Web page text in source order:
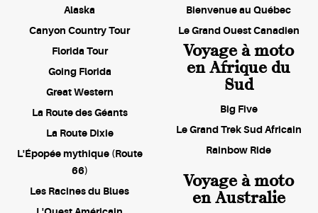
Alaska
Canyon Country Tour
Florida Tour
Going Florida
Great Western
La Route des Géants
La Route Dixie
L'Épopée mythique (Route
66)
Les Racines du Blues
Bienvenue au Québec
Le Grand Ouest Canadien
Voyage à moto
en Afrique du
Sud
Big Five
Le Grand Trek Sud Africain
Rainbow Ride
Voyage à moto
en Australie